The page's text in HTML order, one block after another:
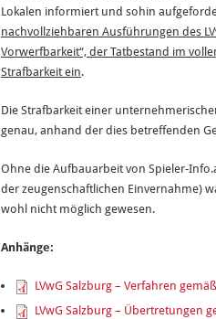
Lokalen informiert und sohin
nachvollziehbaren Ausführungen des
Vorwerfbarkeit“, der Tatbestand im
Strafbarkeit ein.
Die Strafbarkeit einer
genau, anhand der dies betreffenden
Ohne die Aufbauarbeit von Spieler-
der zeugenschaftlichen Einvernahme)
wohl nicht möglich gewesen.
Anhänge:
LVwG Salzburg – Verfahren
LVwG Salzburg – Übertretungen